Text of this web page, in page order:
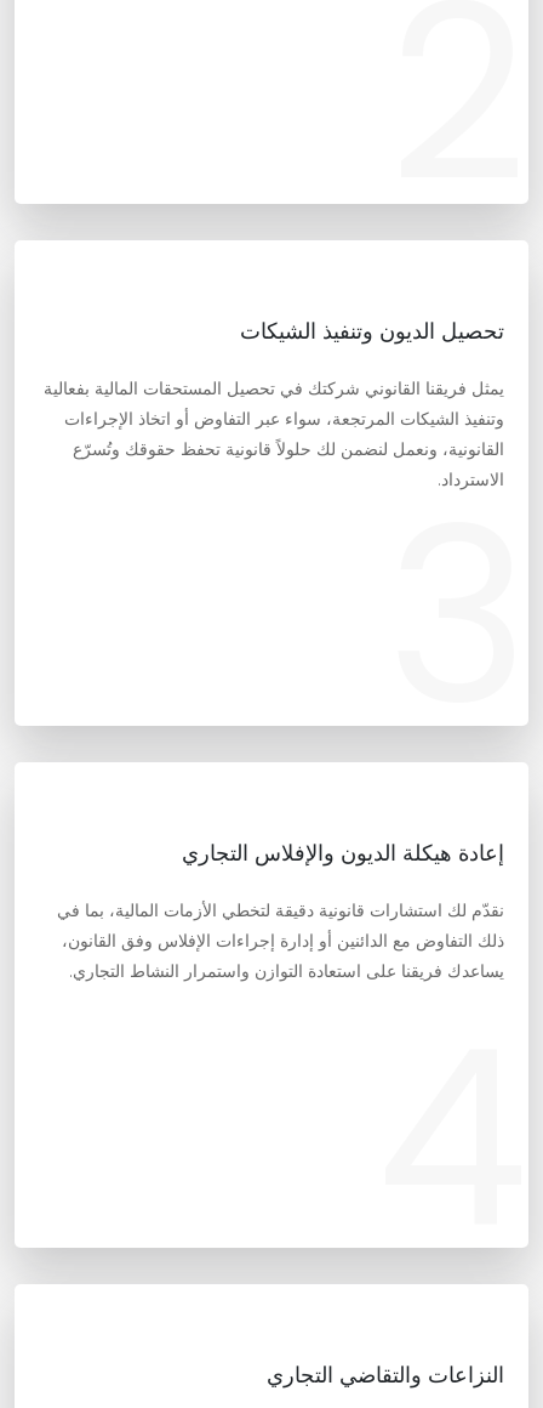
تحصيل الديون وتنفيذ الشيكات
يمثل فريقنا القانوني شركتك في تحصيل المستحقات المالية بفعالية
وتنفيذ الشيكات المرتجعة، سواء عبر التفاوض أو اتخاذ الإجراءات
القانونية، ونعمل لنضمن لك حلولاً قانونية تحفظ حقوقك وتُسرّع
الاسترداد.
إعادة هيكلة الديون والإفلاس التجاري
نقدّم لك استشارات قانونية دقيقة لتخطي الأزمات المالية، بما في
ذلك التفاوض مع الدائنين أو إدارة إجراءات الإفلاس وفق القانون،
يساعدك فريقنا على استعادة التوازن واستمرار النشاط التجاري.
النزاعات والتقاضي التجاري